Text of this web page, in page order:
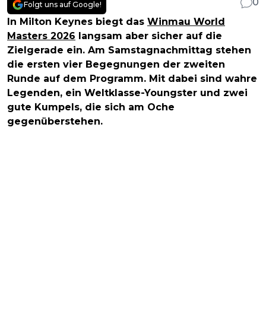
Folgt uns auf Google!
In Milton Keynes biegt das Winmau World
Masters 2026 langsam aber sicher auf die
Zielgerade ein. Am Samstagnachmittag stehen
die ersten vier Begegnungen der zweiten
Runde auf dem Programm. Mit dabei sind wahre
Legenden, ein Weltklasse-Youngster und zwei
gute Kumpels, die sich am Oche
gegenüberstehen.